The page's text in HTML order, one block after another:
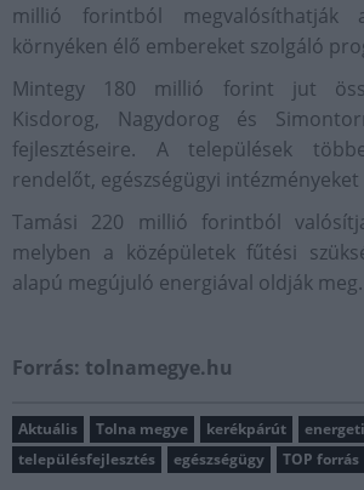
millió forintból megvalósíthatják
környéken élő embereket szolgáló
Mintegy 180 millió forint jut
Kisdorog, Nagydorog és
fejlesztéseire. A települések
rendelőt, egészségügyi
Tamási 220 millió forintból
melyben a középületek fűtési
alapú megújuló energiával oldják meg.
Forrás: tolnamegye.hu
Aktuális Tolna megye kerékpárút
településfejlesztés
egészségügy TOP forrás